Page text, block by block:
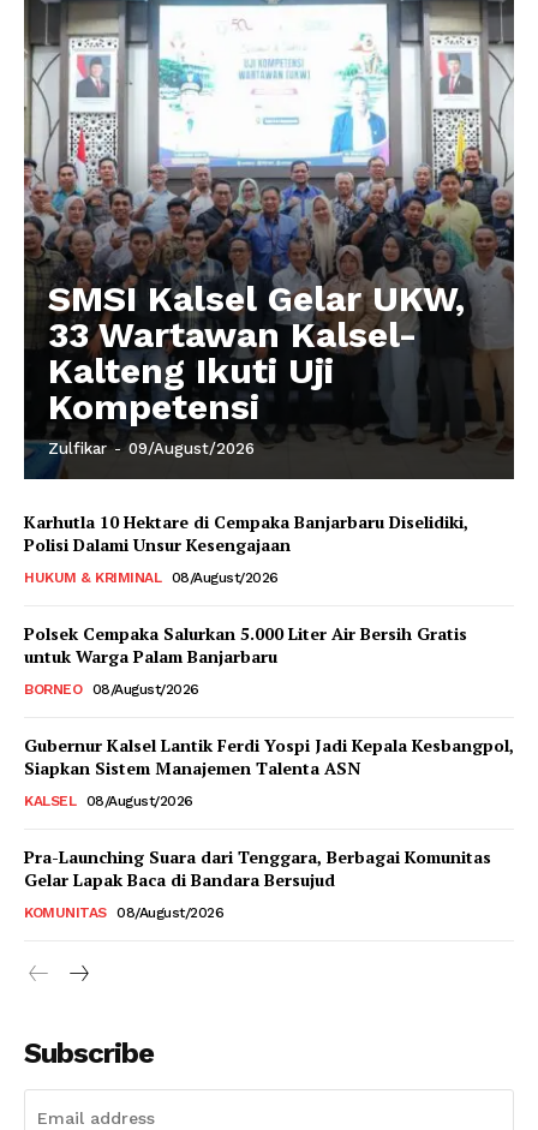
SMSI Kalsel Gelar UKW,
33 Wartawan Kalsel-
Kalteng Ikuti Uji
Kompetensi
Zulfikar - 09/August/2026
Karhutla 10 Hektare di Cempaka Banjarbaru Diselidiki,
Polisi Dalami Unsur Kesengajaan
HUKUM & KRIMINAL 08/August/2026
Polsek Cempaka Salurkan 5.000 Liter Air Bersih Gratis
untuk Warga Palam Banjarbaru
BORNEO 08/August/2026
Gubernur Kalsel Lantik Ferdi Yospi Jadi Kepala Kesbangpol,
Siapkan Sistem Manajemen Talenta ASN
KALSEL 08/August/2026
Pra-Launching Suara dari Tenggara, Berbagai Komunitas
Gelar Lapak Baca di Bandara Bersujud
KOMUNITAS 08/August/2026
Subscribe